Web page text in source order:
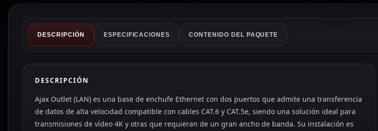
DESCRIPCIÓN ESPECIFICACIONES CONTENIDO DEL PAQUETE
DESCRIPCIÓN
Ajax Outlet (LAN) es una base de enchufe Ethernet con dos puertos que admite una transferencia
de datos de alta velocidad compatible con cables CAT.6 y CAT.5e, siendo una solución ideal para
transmisiones de vídeo 4K y otras que requieran de un gran ancho de banda. Su instalación es